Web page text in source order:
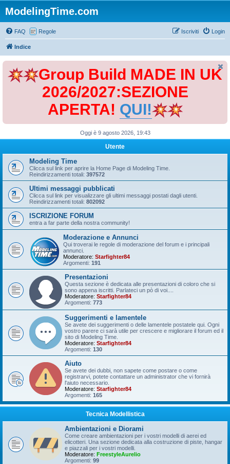
ModelingTime.com
FAQ Regole Login
Iscriviti
Indice
Group Build MADE IN UK
2026/2027:SEZIONE
APERTA! QUI!
Oggi è 9 agosto 2026, 19:43
Utente
Modeling Time
Clicca sul link per aprire la Home Page di Modeling Time.
Reindirizzamenti totali: 397572
Ultimi messaggi pubblicati
Clicca sul link per visualizzare gli ultimi messaggi postati dagli utenti.
Reindirizzamenti totali: 802092
ISCRIZIONE FORUM
entra a far parte della nostra community!
Moderazione e Annunci
Qui troverai le regole di moderazione del forum e i principali
annunci.
Moderatore: Starfighter84
Argomenti: 191
Presentazioni
Questa sezione è dedicata alle presentazioni di coloro che si
sono appena iscritti. Parlateci un pò di voi....
Moderatore: Starfighter84
Argomenti: 773
Suggerimenti e lamentele
Se avete dei suggerimenti o delle lamentele postatele qui. Ogni
vostro parere ci sarà utile per crescere e migliorare il forum ed il
sito di Modeling Time.
Moderatore: Starfighter84
Argomenti: 130
Aiuto
Se avete dei dubbi, non sapete come postare o come
registrarvi, potete contattare un administrator che vi fornirà
l'aiuto necessario.
Moderatore: Starfighter84
Argomenti: 165
Tecnica Modellistica
Ambientazioni e Diorami
Come creare ambientazioni per i vostri modelli di aerei ed
elicotteri. Una sezione dedicata alla costruzione di piste, hangar
e piazzali per i vostri modelli.
Moderatore: FreestyleAurelio
Argomenti: 99